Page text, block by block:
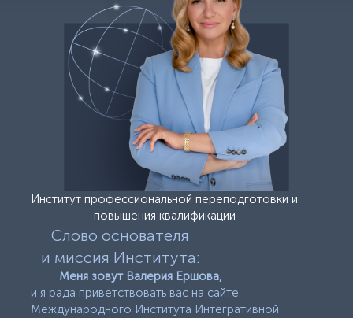
Институт профессиональной переподготовки и
повышения квалификации
Слово основателя
и миссия Института:
Меня зовут Валерия Ершова,
и я рада приветствовать вас на сайте
Международного Института Интегративной